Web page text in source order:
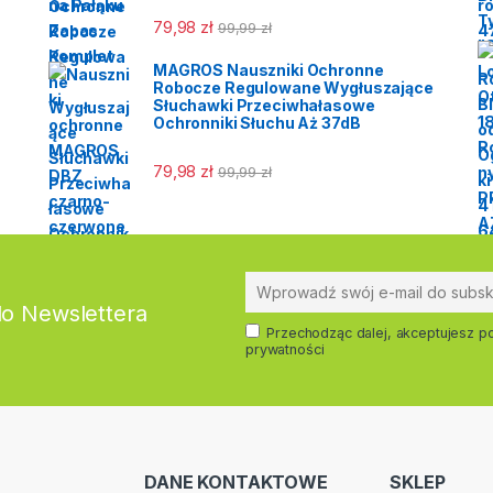
79,98 zł 99,99zł
MAGROS Nauszniki Ochronne
Robocze Regulowane Wygłuszające
Słuchawki Przeciwhałasowe
Ochronniki Słuchu Aż 37dB
79,98 zł 99,99zł
Newslettera
Przechodząc dalej, akceptujesz
prywatności
DANE KONTAKTOWE SKLEP